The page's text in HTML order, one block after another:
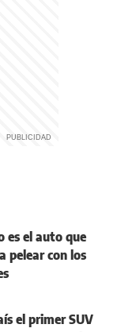
es el auto que
pelear con los
el primer SUV